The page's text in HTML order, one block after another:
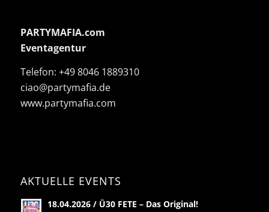
PARTYMAFIA.com
Eventagentur
Telefon: +49 8046 1889310
ciao@partymafia.de
www.partymafia.com
AKTUELLE EVENTS
18.04.2026 / Ü30 FETE – Das Original!